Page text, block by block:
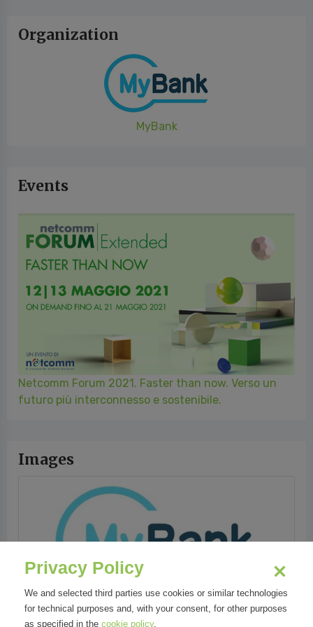
Organization
MyBank
Events
Netcomm Forum 2021. Faster than now. Verso un
futuro più interconnesso e sostenibile.
Images
Privacy Policy
We and selected third parties use cookies or similar technologies
for technical purposes and, with your consent, for other purposes
as specified in the cookie policy.